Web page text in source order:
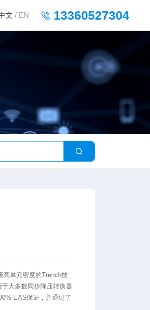
文 / EN 13360527304
高单元密度的Trench技
大多数同步降压转换器
EAS保证，并通过了